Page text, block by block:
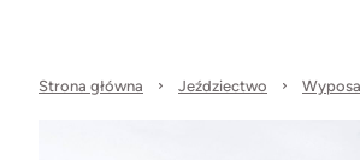
Strona główna Jeździectwo